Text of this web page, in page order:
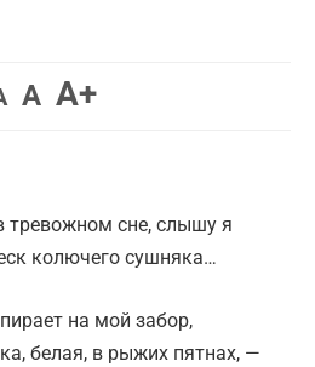
Уменьшить
AВернуть
A+Увеличить
тревожном сне, слышу я
колючего сушняка…
на мой забор,
белая, в рыжих пятнах, —